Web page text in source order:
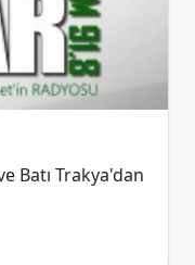
Batı Trakya'dan